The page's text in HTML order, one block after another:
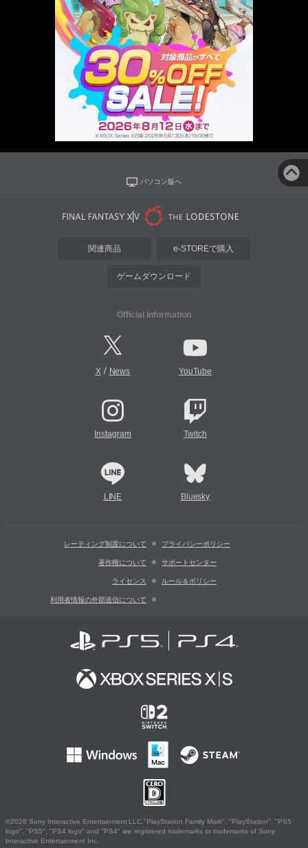
パソコン版へ
関連商品 e-STOREで購入
ゲームダウンロード
Official Information
X/ News YouTube
Instagram Twitch
LINE Bluesky
レーティング制度について プライバシーポリシー
著作権について サポートセンター
ライセンス ルール＆ポリシー
利用者情報の外部送信について
©2026 Sony Interactive Entertainment LLC."PlayStation Family Mark", "PlayStation", "PS5
logo", "PS5", "PS4 logo" and "PS4" are registered trademarks or trademarks of Sony
Interactive Entertainment Inc.